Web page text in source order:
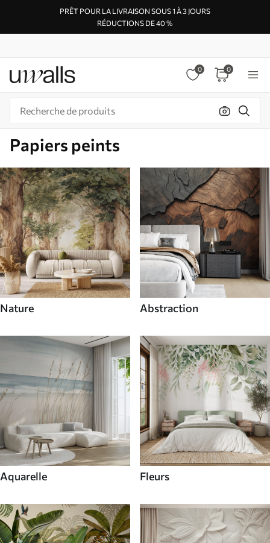
PRÊT POUR LA LIVRAISON SOUS 1 À 3 JOURS
RÉDUCTIONS DE 40 %
0 0
Papiers peints
Nature Abstraction
Aquarelle Fleurs